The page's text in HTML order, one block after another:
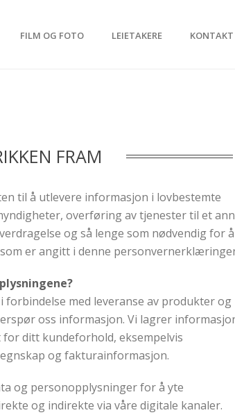
FILM OG FOTO LEIETAKERE KONTAKT
FRAM
til å utlevere informasjon i lovbestemte
overføring av tjenester til et
og så lenge som nødvendig for å
er angitt i denne
med leveranse av produkter og
oss informasjon. Vi lagrer
ditt kundeforhold, eksempelvis
og fakturainformasjon.
og personopplysninger for å yte
og indirekte via våre digitale kanaler.